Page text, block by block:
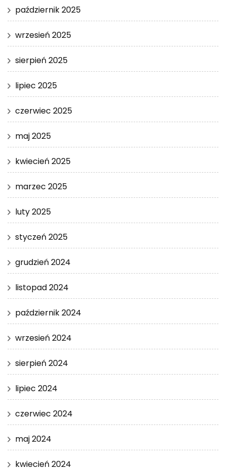
październik 2025
wrzesień 2025
sierpień 2025
lipiec 2025
czerwiec 2025
maj 2025
kwiecień 2025
marzec 2025
luty 2025
styczeń 2025
grudzień 2024
listopad 2024
październik 2024
wrzesień 2024
sierpień 2024
lipiec 2024
czerwiec 2024
maj 2024
kwiecień 2024